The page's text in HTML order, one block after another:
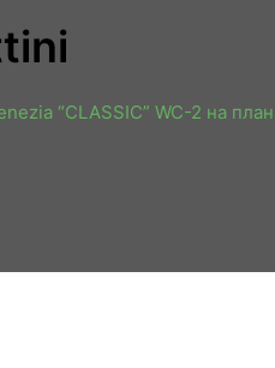
“CLASSIC” WC-2 на